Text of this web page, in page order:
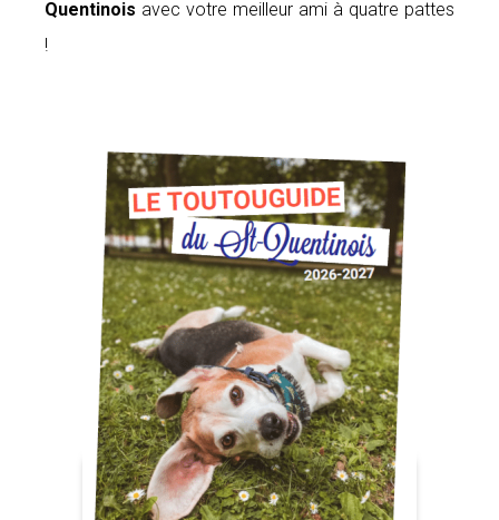
Quentinois avec votre meilleur ami à quatre pattes
!